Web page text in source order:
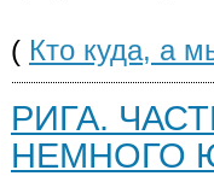
( Кто куда, а
РИГА.
НЕМНОГО